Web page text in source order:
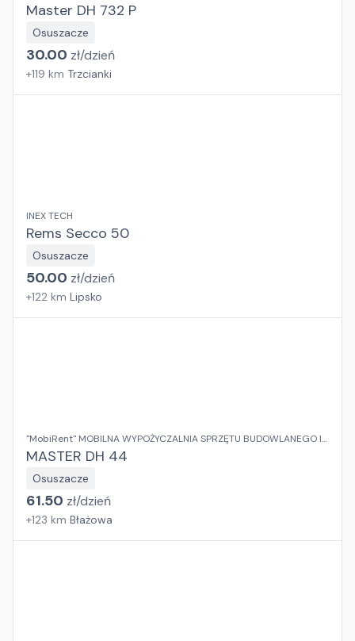
Master DH 732 P
Osuszacze
30.00 zł/dzień
+119 km Trzcianki
INEX TECH
Rems Secco 50
Osuszacze
50.00 zł/dzień
+122 km Lipsko
"MobiRent" MOBILNA WYPOŻYCZALNIA SPRZĘTU BUDOWLANEGO I
OGRODOWEGO Jaroslaw Rybka
MASTER DH 44
Osuszacze
61.50 zł/dzień
+123 km Błażowa